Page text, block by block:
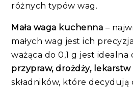
różnych typów wag.
Mała waga kuchenna –
małych wag jest ich
ważąca do 0,1 g jest idealna
przypraw, drożdży, lekarstw
składników, które decydują